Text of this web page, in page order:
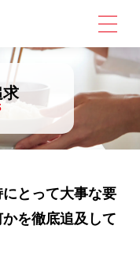
求
とって大事な要
を徹底追及して